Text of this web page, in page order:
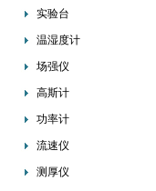
实验台
温湿度计
场强仪
高斯计
功率计
流速仪
测厚仪